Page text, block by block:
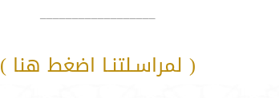
__________________
( لمراسـلتنـا اضغط هنا )